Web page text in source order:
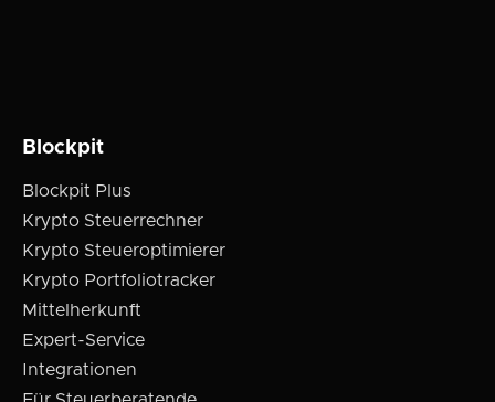
Blockpit
Blockpit Plus
Krypto Steuerrechner
Krypto Steueroptimierer
Krypto Portfoliotracker
Mittelherkunft
Expert-Service
Integrationen